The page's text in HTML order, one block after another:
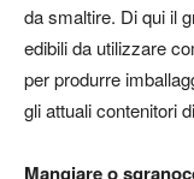
da smaltire. Di qui il
edibili da utilizzare
per produrre
gli attuali contenitori
Mangiare o